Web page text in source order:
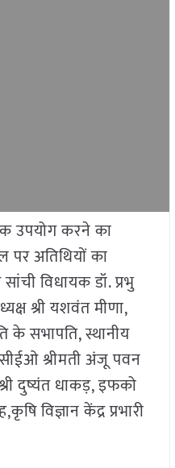
उपयोग करने का
पर अतिथियों का
विधायक डॉ. प्रभु
श्री यशवंत मीणा,
के सभापति, स्थानीय
श्रीमती अंजू पवन
दुष्यंत धाकड़, इफको
विज्ञान केंद्र प्रभारी